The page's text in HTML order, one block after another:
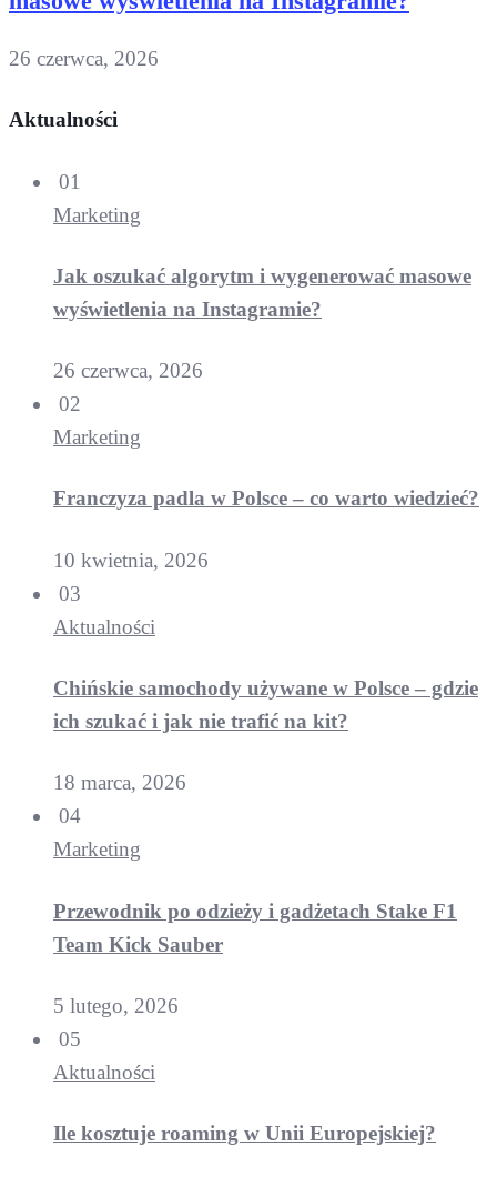
26 czerwca, 2026
Aktualności
01
Marketing
Jak oszukać algorytm i wygenerować masowe
wyświetlenia na Instagramie?
26 czerwca, 2026
02
Marketing
Franczyza padla w Polsce – co warto wiedzieć?
10 kwietnia, 2026
03
Aktualności
Chińskie samochody używane w Polsce – gdzie
ich szukać i jak nie trafić na kit?
18 marca, 2026
04
Marketing
Przewodnik po odzieży i gadżetach Stake F1
Team Kick Sauber
5 lutego, 2026
05
Aktualności
Ile kosztuje roaming w Unii Europejskiej?